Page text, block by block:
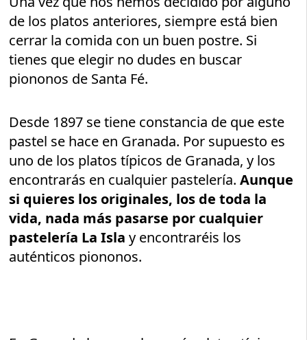
de los platos anteriores, siempre está bien
cerrar la comida con un buen postre. Si
tienes que elegir no dudes en buscar
piononos de Santa Fé.
Desde 1897 se tiene constancia de que este
pastel se hace en Granada. Por supuesto es
uno de los platos típicos de Granada, y los
encontrarás en cualquier pastelería.Aunque
si quieres los originales, los de toda la
vida, nada más pasarse por cualquier
pastelería La Isla y encontraréis los
auténticos piononos.